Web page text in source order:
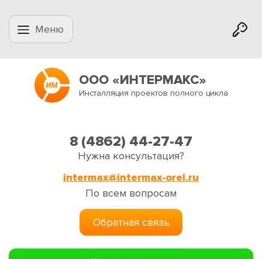
Меню
ООО «ИНТЕРМАКС»
Инсталляция проектов полного цикла
8 (4862) 44-27-47
Нужна консультация?
intermax@intermax-orel.ru
По всем вопросам
Обратная связь